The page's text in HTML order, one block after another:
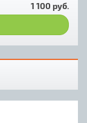
1 100 руб.